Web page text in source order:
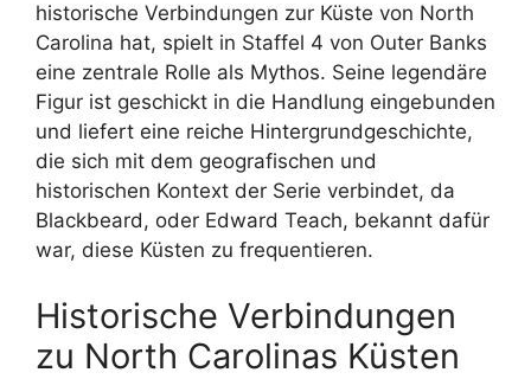
historische Verbindungen zur Küste von North
Carolina hat, spielt in Staffel 4 von Outer Banks
eine zentrale Rolle als Mythos. Seine legendäre
Figur ist geschickt in die Handlung eingebunden
und liefert eine reiche Hintergrundgeschichte,
die sich mit dem geografischen und
historischen Kontext der Serie verbindet, da
Blackbeard, oder Edward Teach, bekannt dafür
war, diese Küsten zu frequentieren.
Historische Verbindungen
zu North Carolinas Küsten